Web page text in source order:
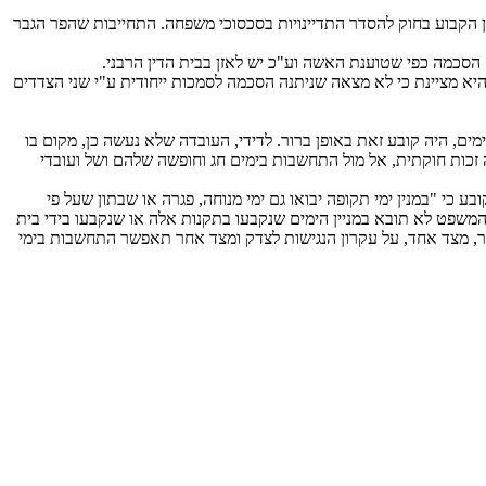
בחוק להסדר התדיינויות בסכסוכי משפחה. התחייבות שהפר הגבר
כפי שטוענת האשה וע"כ יש לאזן בבית הדין הרבני.
מציינת כי לא מצאה שניתנה הסכמה לסמכות ייחודית ע"י שני הצדדים
היה קובע זאת באופן ברור. לדידי, העובדה שלא נעשה כן, מקום בו
חוקתית, אל מול התחשבות בימים חג וחופשה שלהם ושל ועובדי
קיימות הוראות שונות בעניין מניין מועדים לפי חיקוק, ובהם מועדים להגשת תובענות. כך למשל סעיף 10)ג( לחוק הפרשנות, התשמ"א,1981- קובע כי "במנין ימי תקופה יבואו גם ימי מנוחה, פגרה או שבתון שעל פי
בתקנה 529 לתקנות סדר הדין האזרחי, התשמ"ד,1984- כי "תקופת פגרה של בית המשפט לא תובא במניין הימים שנקבעו בתקנות אלה או שנקבעו בידי בית
מצד אחד, על עקרון הנגישות לצדק ומצד אחר תאפשר התחשבות בימי